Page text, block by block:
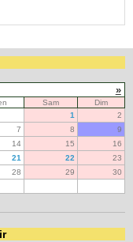
»
Sam
Dim
1
2
7 8
9
14 15
16
21 22
23
28 29
30